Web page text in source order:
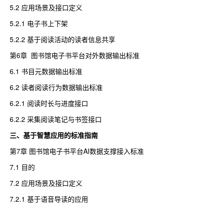
5.2 应用场景及接口定义
5.2.1 电子书上下架
5.2.2 基于阅读活动的读者信息共享
第6章 图书馆电子书平台对外数据输出标准
6.1 书目元数据输出标准
6.2 读者阅读行为数据输出标准
6.2.1 阅读时长与进度接口
6.2.2 采集阅读笔记与书签接口
三、基于智慧应用的标准指南
第7章 图书馆电子书平台AI数据支撑接入标准
7.1 目的
7.2 应用场景及接口定义
7.2.1 基于语音导读的应用